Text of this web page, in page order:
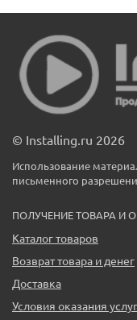
© Installing.ru 2026
Использование
письменного
ПОЛУЧЕНИЕ ТОВАРА И
Каталог товаров
Возврат товара и денег
Доставка
Условия оказания услуг